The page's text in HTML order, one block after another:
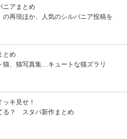
ニアまとめ
の再現ほか、人気のシルバニア投稿を
とめ
猫、猫写真集…キュートな猫ズラリ
ッキ見せ！
る？ スタバ新作まとめ